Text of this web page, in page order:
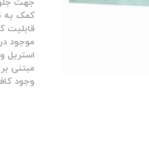
کمک به
قابلیت
موجود
استریل
مبتنی
وجود